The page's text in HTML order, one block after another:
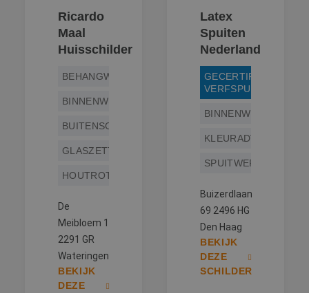
Ricardo
Maal
Huisschilder
BEHANGWERK
BINNENWERK
BUITENSCHILDERWERK
GLASZETTEN
HOUTROTREPARATIE
De
Meibloem 1
2291 GR
Wateringen
BEKIJK
DEZE
Latex
Spuiten
Nederland
GECERTIFICEERD
VERFSPUITER
BINNENWERK
KLEURADVIES
SPUITWERK
Buizerdlaan
69 2496 HG
Den Haag
BEKIJK
DEZE
SCHILDER